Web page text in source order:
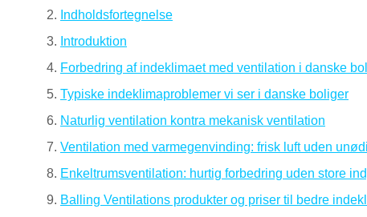
Indholdsfortegnelse
Introduktion
Forbedring af indeklimaet med ventilation i danske
Typiske indeklimaproblemer vi ser i danske boliger
Naturlig ventilation kontra mekanisk ventilation
Ventilation med varmegenvinding: frisk luft uden
Enkeltrumsventilation: hurtig forbedring uden store
Balling Ventilations produkter og priser til bedre